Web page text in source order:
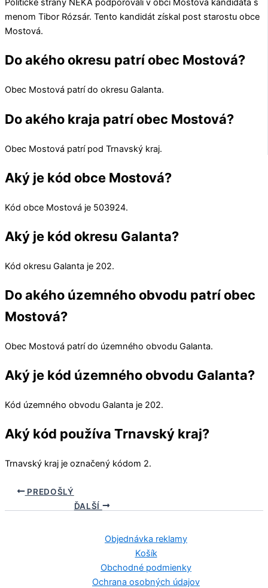
Politické strany NEKA podporovali v obci Mostová kandidáta s
menom Tibor Rózsár. Tento kandidát získal post starostu obce
Mostová.
Do akého okresu patrí obec Mostová?
Obec Mostová patrí do okresu Galanta.
Do akého kraja patrí obec Mostová?
Obec Mostová patrí pod Trnavský kraj.
Aký je kód obce Mostová?
Kód obce Mostová je 503924.
Aký je kód okresu Galanta?
Kód okresu Galanta je 202.
Do akého územného obvodu patrí obec
Mostová?
Obec Mostová patrí do územného obvodu Galanta.
Aký je kód územného obvodu Galanta?
Kód územného obvodu Galanta je 202.
Aký kód používa Trnavský kraj?
Trnavský kraj je označený kódom 2.
PREDOŠLÝ
ĎALŠÍ
Objednávka reklamy
Košík
Obchodné podmienky
Ochrana osobných údajov